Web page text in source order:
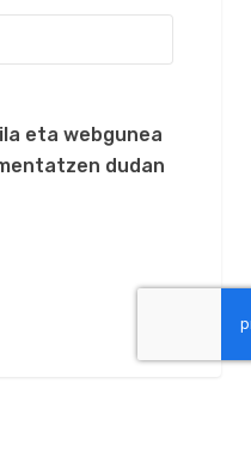
eta webgunea
dudan